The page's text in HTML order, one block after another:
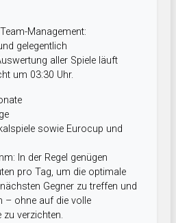
Management:
gelegentlich
aller Spiele läuft
um 03:30 Uhr.
sowie Eurocup und
In der Regel genügen
pro Tag, um die optimale
Gegner zu treffen und
– ohne auf die volle
zu verzichten.